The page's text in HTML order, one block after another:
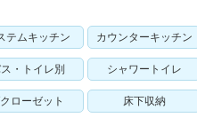
テムキッチン カウンターキッチン
・トイレ別 シャワートイレ
ローゼット 床下収納